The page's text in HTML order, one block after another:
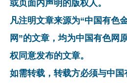
或页面内声明的版权人。
凡注明文章来源为“中国有色
网”的文章，均为中国有色网
权同意发布的文章。
如需转载，转载方必须与中国